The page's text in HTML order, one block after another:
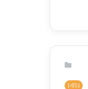
1٬951